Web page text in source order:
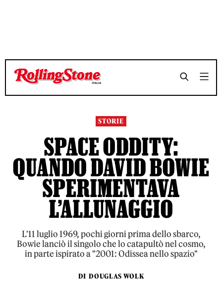
TEMPO DI LETTURA 3 MINUTI SHARE
TEMPO DI LETTURA 3 MINUTI SHARE
STORIE
SPACE ODDITY:
QUANDO DAVID BOWIE
SPERIMENTAVA
L’ALLUNAGGIO
L'11 luglio 1969, pochi giorni prima dello sbarco,
Bowie lanciò il singolo che lo catapultò nel cosmo,
in parte ispirato a "2001: Odissea nello spazio"
DI DOUGLAS WOLK